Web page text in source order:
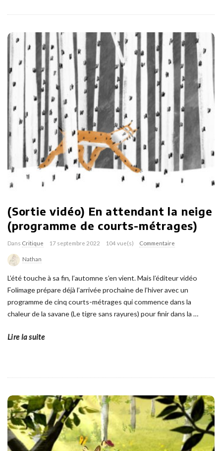
(Sortie vidéo) En attendant la neige
(programme de courts-métrages)
Dans Critique 17 septembre 2022 104 vue(s) Commentaire
Nathan
L’été touche à sa fin, l’automne s’en vient. Mais l’éditeur vidéo
Folimage prépare déjà l’arrivée prochaine de l’hiver avec un
programme de cinq courts-métrages qui commence dans la
chaleur de la savane (Le tigre sans rayures) pour finir dans la …
Lire la suite